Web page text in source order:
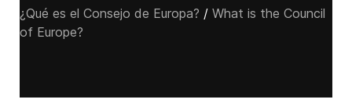
¿Qué es el Consejo de Europa? / What is the Council
of Europe?